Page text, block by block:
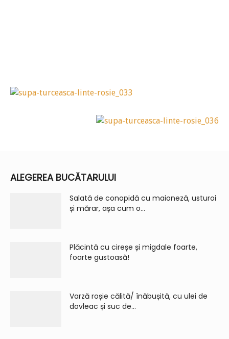
ALEGEREA BUCĂTARULUI
Salată de conopidă cu maioneză, usturoi
și mărar, așa cum o...
Plăcintă cu cireșe și migdale foarte,
foarte gustoasă!
Varză roșie călită/ înăbușită, cu ulei de
dovleac și suc de...